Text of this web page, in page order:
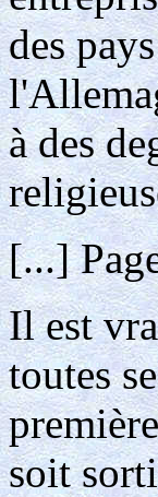
des
à des
[...]
Il est
toutes
soit